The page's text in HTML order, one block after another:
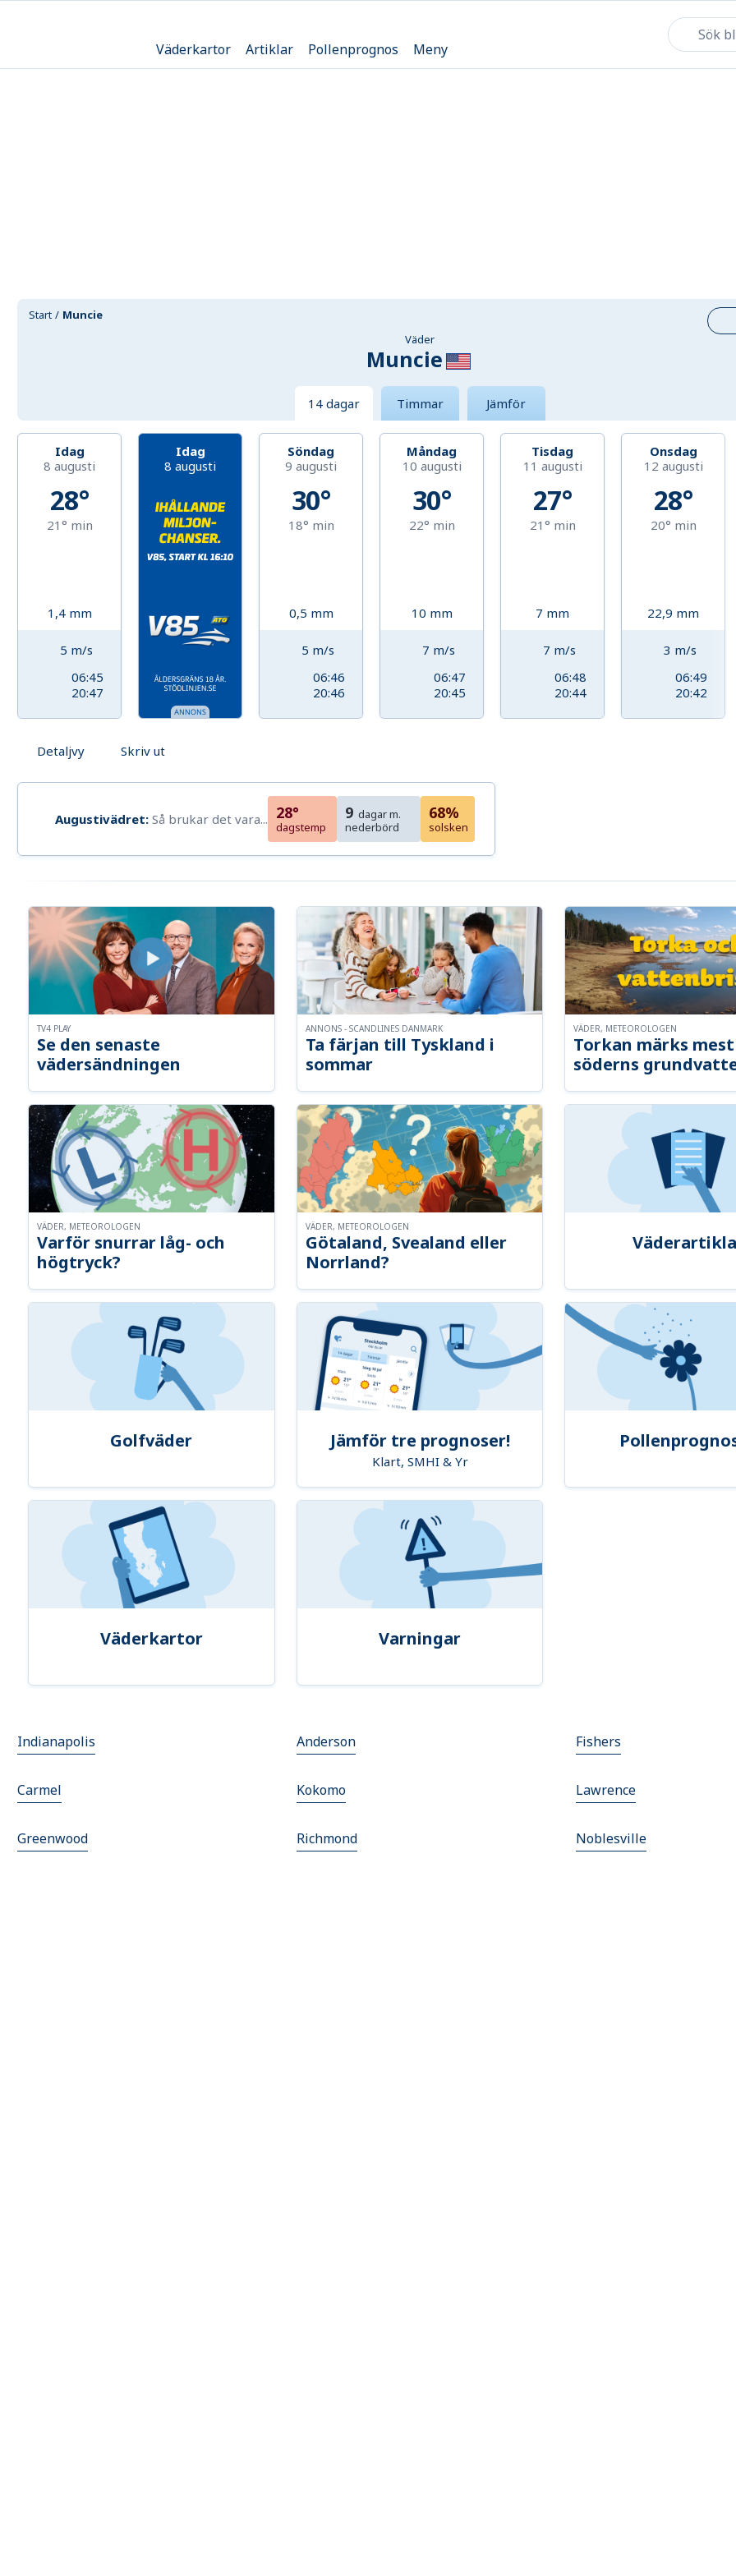
Väderkartor Artiklar Pollenprognos Meny
Start
Muncie
Väder
Muncie
14 dagar Timmar Jämför
Idag
8 augusti
28°
21° min
1,4 mm
5 m/s
06:45
20:47
Idag
8 augusti
Söndag
9 augusti
30°
18° min
0,5 mm
5 m/s
06:46
20:46
Måndag
10 augusti
30°
22° min
10 mm
7 m/s
06:47
20:45
Tisdag
11 augusti
27°
21° min
7 mm
7 m/s
06:48
20:44
Onsdag
12 augusti
28°
20° min
22,9 mm
3 m/s
06:49
20:42
Detaljvy Skriv ut
Augustivädret: Så brukar det vara... 28°
dagstemp
9 dagar m.
nederbörd
68%
solsken
Se den senaste
vädersändningen
TV4 PLAY
Ta färjan till Tyskland i
sommar
ANNONS - SCANDLINES DANMARK
Torkan märks
söderns
VÄDER, METEOROLOGEN
Varför snurrar låg- och
högtryck?
VÄDER, METEOROLOGEN
Götaland, Svealand eller
Norrland?
VÄDER, METEOROLOGEN
Golfväder Jämför tre prognoser!
Klart, SMHI & Yr
Väderkartor Varningar
Indianapolis Anderson Fishers
Carmel Kokomo Lawrence
Greenwood Richmond Noblesville